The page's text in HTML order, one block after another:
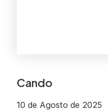
Cando
10 de Agosto de 2025